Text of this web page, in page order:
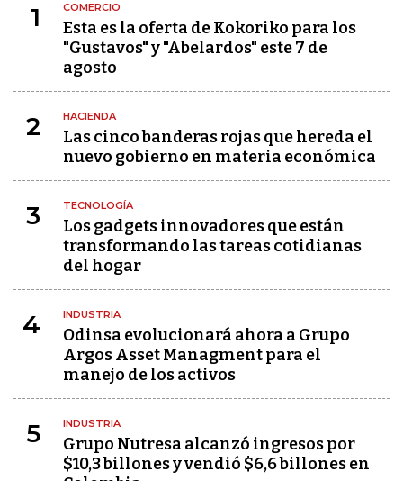
1 COMERCIO
Esta es la oferta de Kokoriko para los
"Gustavos" y "Abelardos" este 7 de
agosto
2 HACIENDA
Las cinco banderas rojas que hereda el
nuevo gobierno en materia económica
3 TECNOLOGÍA
Los gadgets innovadores que están
transformando las tareas cotidianas
del hogar
4 INDUSTRIA
Odinsa evolucionará ahora a Grupo
Argos Asset Managment para el
manejo de los activos
5 INDUSTRIA
Grupo Nutresa alcanzó ingresos por
$10,3 billones y vendió $6,6 billones en